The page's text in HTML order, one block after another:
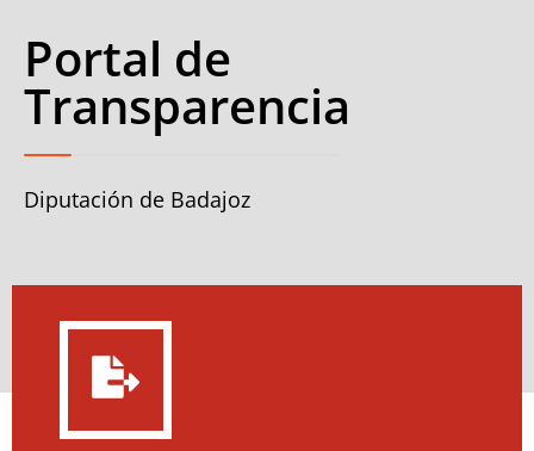
Portal de
Transparencia
Diputación de Badajoz